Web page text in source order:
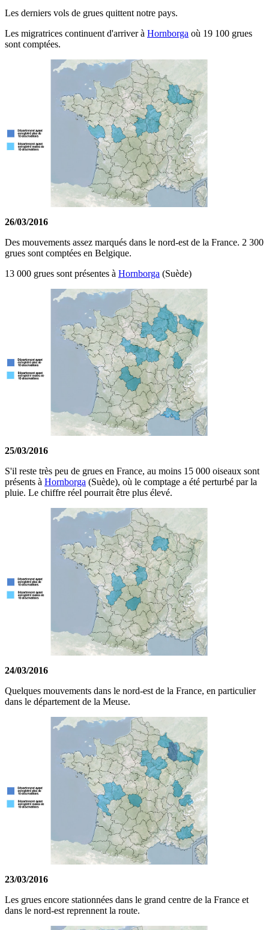
Les derniers vols de grues quittent notre pays.
Les migratrices continuent d'arriver à Hornborga où 19 100 grues
sont comptées.
26/03/2016
Des mouvements assez marqués dans le nord-est de la France. 2 300
grues sont comptées en Belgique.
13 000 grues sont présentes à Hornborga (Suède)
25/03/2016
S'il reste très peu de grues en France, au moins 15 000 oiseaux sont
présents à Hornborga (Suède), où le comptage a été perturbé par la
pluie. Le chiffre réel pourrait être plus élevé.
24/03/2016
Quelques mouvements dans le nord-est de la France, en particulier
dans le département de la Meuse.
23/03/2016
Les grues encore stationnées dans le grand centre de la France et
dans le nord-est reprennent la route.